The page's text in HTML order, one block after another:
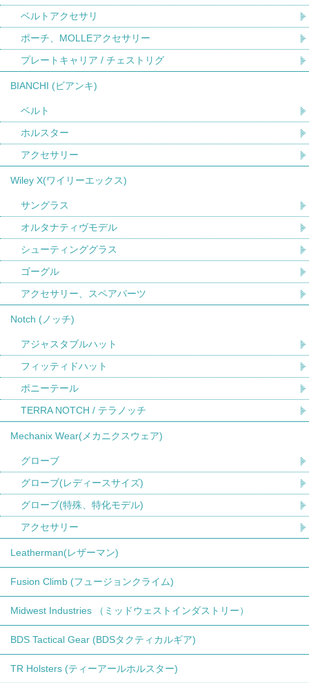
ベルトアクセサリ
ポーチ、MOLLEアクセサリー
プレートキャリア / チェストリグ
BIANCHI (ビアンキ)
ベルト
ホルスター
アクセサリー
Wiley X(ワイリーエックス)
サングラス
オルタナティヴモデル
シューティンググラス
ゴーグル
アクセサリー、スペアパーツ
Notch (ノッチ)
アジャスタブルハット
フィッティドハット
ポニーテール
TERRA NOTCH / テラノッチ
Mechanix Wear(メカニクスウェア)
グローブ
グローブ(レディースサイズ)
グローブ(特殊、特化モデル)
アクセサリー
Leatherman(レザーマン)
Fusion Climb (フュージョンクライム)
Midwest Industries （ミッドウェストインダストリー）
BDS Tactical Gear (BDSタクティカルギア)
TR Holsters (ティーアールホルスター)